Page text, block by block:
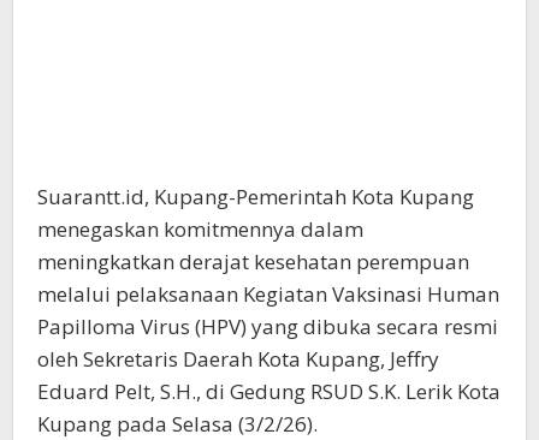
Suarantt.id, Kupang-Pemerintah Kota Kupang
menegaskan komitmennya dalam
meningkatkan derajat kesehatan perempuan
melalui pelaksanaan Kegiatan Vaksinasi Human
Papilloma Virus (HPV) yang dibuka secara resmi
oleh Sekretaris Daerah Kota Kupang, Jeffry
Eduard Pelt, S.H., di Gedung RSUD S.K. Lerik Kota
Kupang pada Selasa (3/2/26).